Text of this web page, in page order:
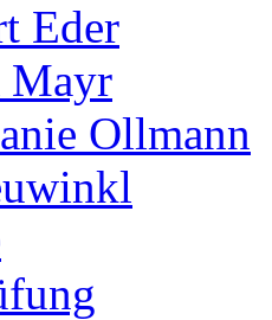
Eder
Mayr
Ollmann